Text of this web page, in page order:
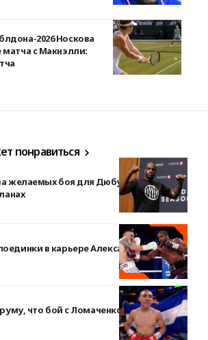
2026 Носкова
матча с Макнэлли:
понравиться
желаемых боя для Дюбуа. Пояснил,
в карьере Александра Усика
что бой с Ломаченко будет для